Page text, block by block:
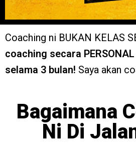
Coaching ni BUKAN KELAS
coaching secara
selama 3 bulan! Saya akan
Bagaimana
Ni Di